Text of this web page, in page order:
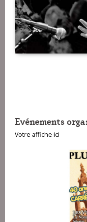
Evénements
Votre affiche ici